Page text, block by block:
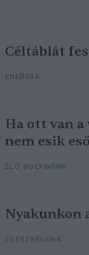
Céltáblát
ENERGIA
Ha ott van a
nem esik
ÉLŐ BOLYGÓNK
Nyakunkon
EGÉSZSÉGÜNK